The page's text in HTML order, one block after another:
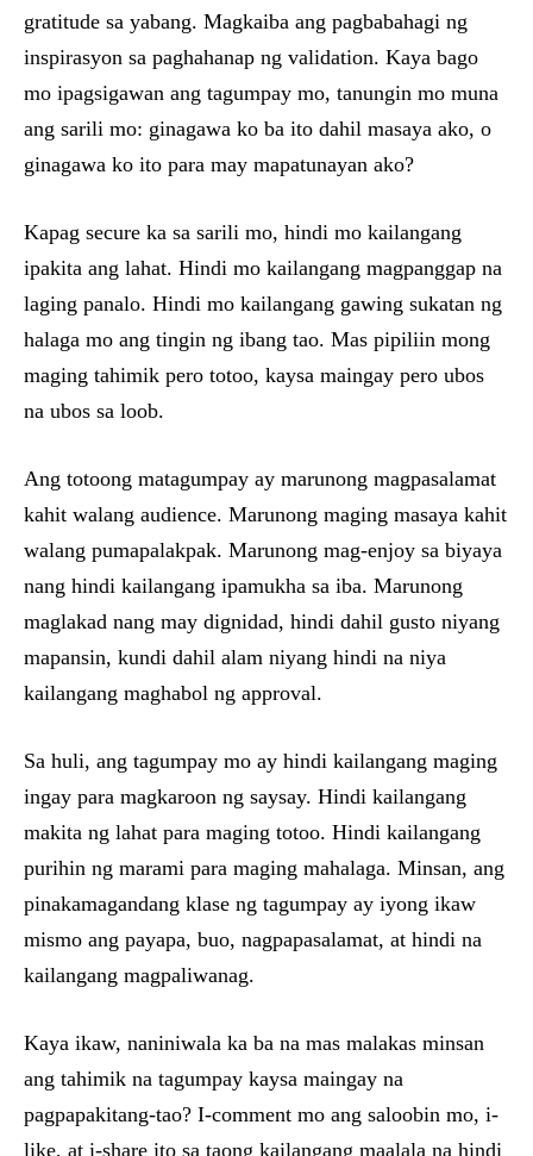
gratitude sa yabang. Magkaiba ang pagbabahagi ng
inspirasyon sa paghahanap ng validation. Kaya bago
mo ipagsigawan ang tagumpay mo, tanungin mo muna
ang sarili mo: ginagawa ko ba ito dahil masaya ako, o
ginagawa ko ito para may mapatunayan ako?
Kapag secure ka sa sarili mo, hindi mo kailangang
ipakita ang lahat. Hindi mo kailangang magpanggap na
laging panalo. Hindi mo kailangang gawing sukatan ng
halaga mo ang tingin ng ibang tao. Mas pipiliin mong
maging tahimik pero totoo, kaysa maingay pero ubos
na ubos sa loob.
Ang totoong matagumpay ay marunong magpasalamat
kahit walang audience. Marunong maging masaya kahit
walang pumapalakpak. Marunong mag-enjoy sa biyaya
nang hindi kailangang ipamukha sa iba. Marunong
maglakad nang may dignidad, hindi dahil gusto niyang
mapansin, kundi dahil alam niyang hindi na niya
kailangang maghabol ng approval.
Sa huli, ang tagumpay mo ay hindi kailangang maging
ingay para magkaroon ng saysay. Hindi kailangang
makita ng lahat para maging totoo. Hindi kailangang
purihin ng marami para maging mahalaga. Minsan, ang
pinakamagandang klase ng tagumpay ay iyong ikaw
mismo ang payapa, buo, nagpapasalamat, at hindi na
kailangang magpaliwanag.
Kaya ikaw, naniniwala ka ba na mas malakas minsan
ang tahimik na tagumpay kaysa maingay na
pagpapakitang-tao? I-comment mo ang saloobin mo, i-
like, at i-share ito sa taong kailangang maalala na hindi